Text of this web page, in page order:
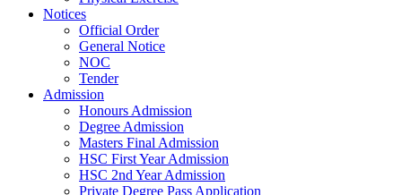
Notices
Official Order
General Notice
NOC
Tender
Admission
Honours Admission
Degree Admission
Masters Final Admission
HSC First Year Admission
HSC 2nd Year Admission
Private Degree Pass Application